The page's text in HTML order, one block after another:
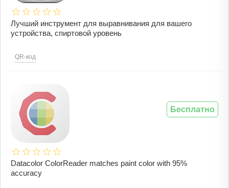
Лучший инструмент для выравнивания для вашего
устройства, спиртовой уровень
QR-код
Datacolor ColorReader matches paint color with 95%
accuracy
Бесплатно